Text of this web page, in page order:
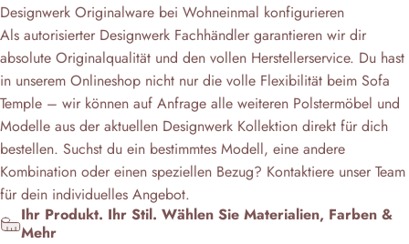
Designwerk Originalware bei Wohneinmal konfigurieren
Als autorisierter Designwerk Fachhändler garantieren wir dir
absolute Originalqualität und den vollen Herstellerservice. Du hast
in unserem Onlineshop nicht nur die volle Flexibilität beim Sofa
Temple – wir können auf Anfrage alle weiteren Polstermöbel und
Modelle aus der aktuellen Designwerk Kollektion direkt für dich
bestellen. Suchst du ein bestimmtes Modell, eine andere
Kombination oder einen speziellen Bezug? Kontaktiere unser Team
für dein individuelles Angebot.
Ihr Produkt. Ihr Stil. Wählen Sie Materialien, Farben &
Mehr